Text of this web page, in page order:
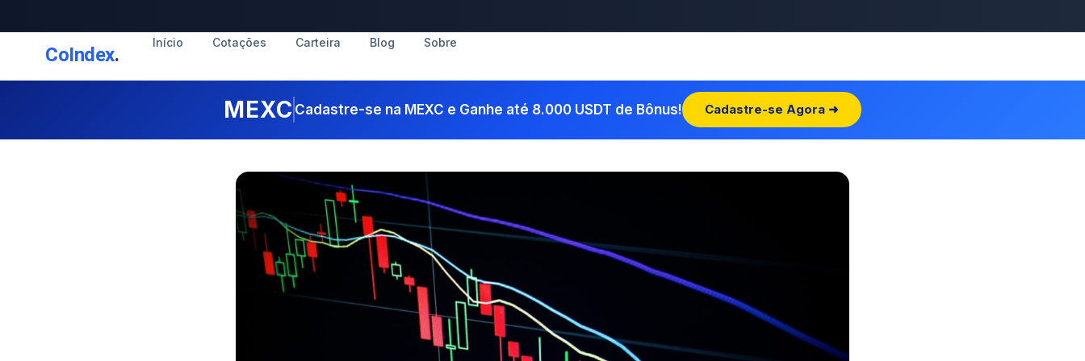
CoIndex. Início Cotações Carteira Blog Sobre
MEXC Cadastre-se na MEXC e Ganhe até 8.000 USDT de Bônus! Cadastre-se Agora ➜